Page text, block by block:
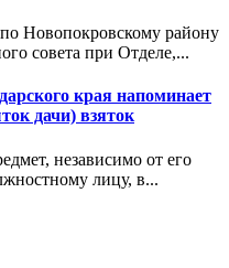
Новопокровскому району
совета при Отделе,...
края напоминает
дачи) взяток
независимо от его
лицу, в...